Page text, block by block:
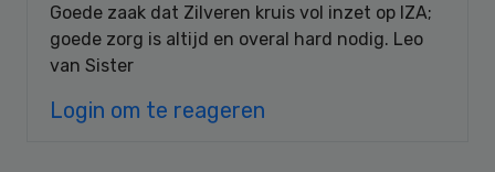
Goede zaak dat Zilveren kruis vol inzet op IZA;
goede zorg is altijd en overal hard nodig. Leo
van Sister
Login om te reageren